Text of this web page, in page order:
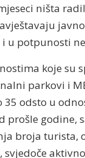
ništa
u potpunosti
koje su
parkovi i
35 odsto u
prošle godine,
broja turista,
svjedoče